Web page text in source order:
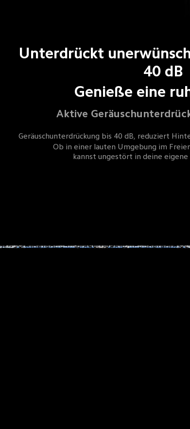
Unterdrückt
40 dB
Genieße eine
Aktive
Geräuschunterdrückung bis 40 dB, reduziert
Ob in einer lauten Umgebung im
kannst ungestört in deine